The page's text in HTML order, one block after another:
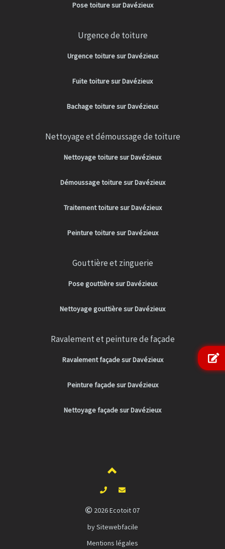
Pose toiture sur Davézieux
Urgence de toiture
Urgence toiture sur Davézieux
Fuite toiture sur Davézieux
Bachage toiture sur Davézieux
Nettoyage et démoussage de toiture
Nettoyage toiture sur Davézieux
Démoussage toiture sur Davézieux
Traitement toiture sur Davézieux
Peinture toiture sur Davézieux
Gouttière et zinguerie
Pose gouttière sur Davézieux
Nettoyage gouttière sur Davézieux
Ravalement et peinture de façade
Ravalement façade sur Davézieux
Peinture façade sur Davézieux
Nettoyage façade sur Davézieux
2026 Ecotoit 07
by Sitewebfacile
Mentions légales